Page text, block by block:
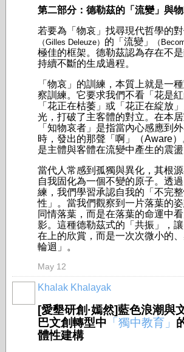
第二部分：德勒茲的「流變」與
若要為「物哀」找尋現代哲學的
（Gilles Deleuze） 的「流變」 （
極佳的框架。德勒茲認為存在不
持續不斷的生成過程。
「物哀」的訓練，本質上就是一
察訓練。它要求我們不看「花是
「花正在枯萎」或「花正在綻放
光，打破了主客體的對立。在本居
「知物哀者」是指當內心感應到
時，發出的那聲「啊」（Aware
是主體與客體在流變中產生的震盪
當代人常感到孤獨與異化，其根
自我固化為一個不變的原子。透過
練，我們學習承認自我的「不完
性」。當我們觀察到一片落葉的
同情落葉，而是在落葉的命運中
影。這種德勒茲式的「共振」，
在上的欣賞，而是一次次微小的
輪迴」。
May 12
Khalak Khalayak
[愛墾研創·嫣然]藍色浪潮與
巴文創轉型中 「獨中教育」
體性建構